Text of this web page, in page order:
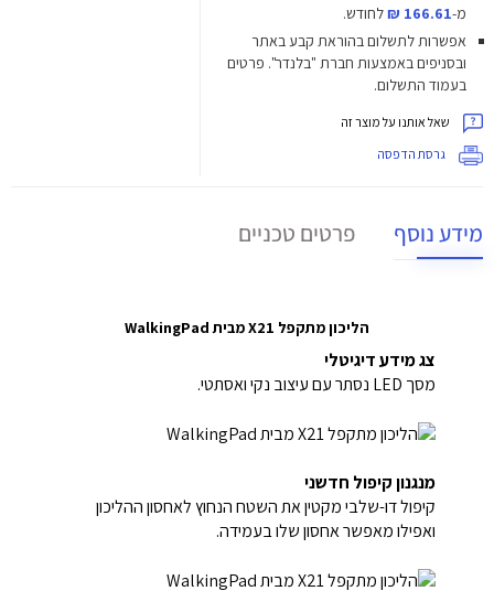
מ-166.61 ₪
לחודש.
אפשרות לתשלום בהוראת קבע באתר
ובסניפים באמצעות חברת "בלנדר". פרטים
בעמוד התשלום.
שאל אותנו על מוצר זה
גרסת הדפסה
מידע נוסף פרטים טכניים
הליכון מתקפל X21 מבית WalkingPad
צג מידע דיגיטלי
מסך LED נסתר עם עיצוב נקי ואסתטי.
מנגנון קיפול חדשני
קיפול דו-שלבי מקטין את השטח הנחוץ לאחסון ההליכון
ואפילו מאפשר אחסון שלו בעמידה.